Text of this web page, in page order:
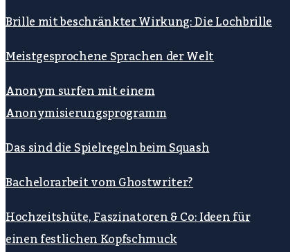
Brille mit beschränkter Wirkung: Die Lochbrille
Meistgesprochene Sprachen der Welt
Anonym surfen mit einem
Anonymisierungsprogramm
Das sind die Spielregeln beim Squash
Bachelorarbeit vom Ghostwriter?
Hochzeitshüte, Faszinatoren & Co: Ideen für
einen festlichen Kopfschmuck